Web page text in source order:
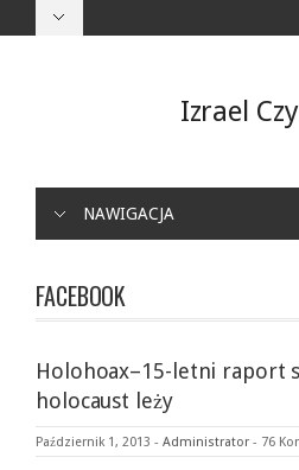
Izrael
NAWIGACJA
FACEBOOK
Holohoax–15-letni raport
holocaust leży
Październik 1, 2013 - Administrator - 76